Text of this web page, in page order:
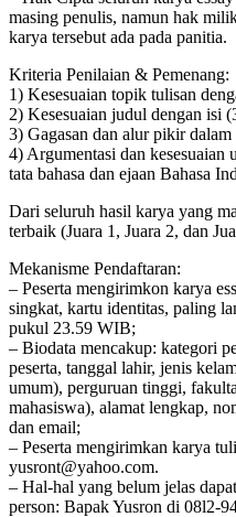
masing penulis, namun hak
karya tersebut ada pada panitia.
Kriteria Penilaian & Pemenang:
1) Kesesuaian topik tulisan
2) Kesesuaian judul dengan isi
3) Gagasan dan alur pikir
4) Argumentasi dan kesesuaian
tata bahasa dan ejaan Bahasa
Dari seluruh hasil karya yang
terbaik (Juara 1, Juara 2, dan
Mekanisme Pendaftaran:
– Peserta mengirimkon karya
singkat, kartu identitas, paling
pukul 23.59 WIB;
– Biodata mencakup: kategori
peserta, tanggal lahir, jenis
umum), perguruan tinggi,
mahasiswa), alamat lengkap,
dan email;
– Peserta mengirimkan karya
yusront@yahoo.com.
– Hal-hal yang belum jelas
person: Bapak Yusron di 08l2-